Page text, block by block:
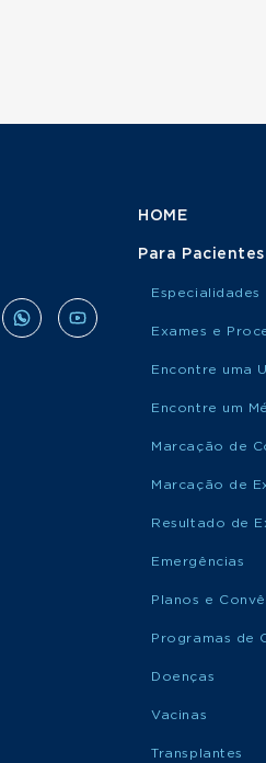
HOME
Para Pacientes
Especialidades
Exames e
Encontre uma
Encontre um
Marcação de
Marcação de
Resultado de
Emergências
Planos e
Programas de
Doenças
Vacinas
Transplantes